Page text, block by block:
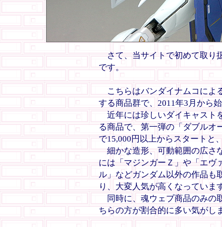
さて、当サイトで初めて取り
です。
こちらはバンダイナムコによ
する商品群で、2011年3月から
近年には珍しいダイキャスト
る商品で、第一弾の「ダブルオ
で15,000円以上からスタートと
細かな造形、可動範囲の広さ
には「マジンガーＺ」や「エヴ
ル」などガンダム以外の作品も
り、大変人気が高くなっていま
同時に、魂ウェブ商品のみの
ちらの方が割合的に多い気がし